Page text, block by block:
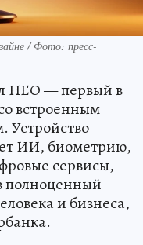
/ Фото: пресс-
НЕО — первый в
встроенным
Устройство
ИИ, биометрию,
сервисы,
полноценный
и бизнеса,